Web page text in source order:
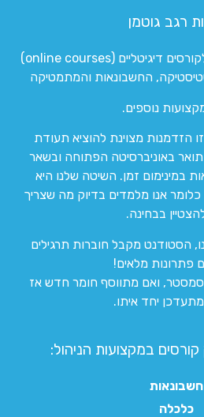
רגב גוטמן
המרכז המוביל והמקצועי לקורסים דיגיטליים (online courses)
החשבונאות והמתמטיקה
נוספים.
הזדמנות מצוינת להוציא תעודת
באוניברסיטה הפתוחה ובשאר
במינימום זמן. השיטה שלנו היא
אנו מלמדים בדיוק מה שצריך
בבחינה.
הסטודנט מקבל חוברות תרגילים
פתרונות מלאים!
ואם מתווסף חומר חדש אז
יחד איתו.
במקצועות הניהול:
חשבונאות
כלכלה